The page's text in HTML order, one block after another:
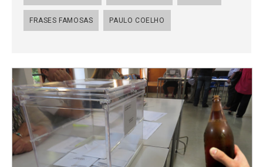
FRASES FAMOSAS PAULO COELHO